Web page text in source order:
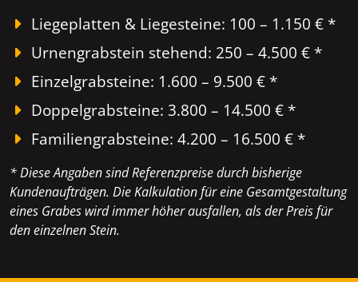
Liegeplatten & Liegesteine: 100 – 1.150 € *
Urnengrabstein stehend: 250 – 4.500 € *
Einzelgrabsteine: 1.600 – 9.500 € *
Doppelgrabsteine: 3.800 – 14.500 € *
Familiengrabsteine: 4.200 – 16.500 € *
* Diese Angaben sind Referenzpreise durch bisherige
Kundenaufträgen. Die Kalkulation für eine Gesamtgestaltung
eines Grabes wird immer höher ausfallen, als der Preis für
den einzelnen Stein.